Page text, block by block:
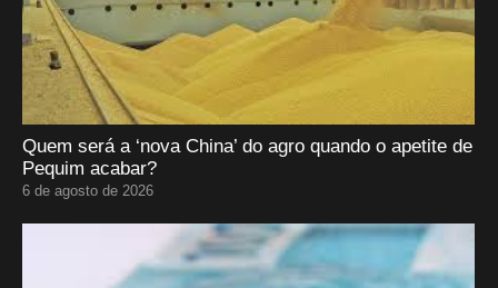
Quem será a ‘nova China’ do agro quando o apetite de
Pequim acabar?
6 de agosto de 2026